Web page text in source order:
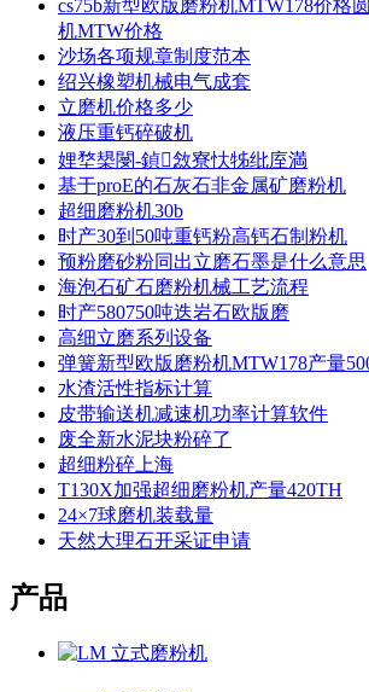
cs75b新型欧版磨粉机MTW178价格
机MTW价格
沙场各项规章制度范本
绍兴橡塑机械电气成套
立磨机价格多少
液压重钙碎破机
娌堥槼閿-鍞敜寮忕牬纰庢満
基于proE的石灰石非金属矿磨粉机
超细磨粉机30b
时产30到50吨重钙粉高钙石制粉机
预粉磨砂粉同出立磨石墨是什么意思
海泡石矿石磨粉机械工艺流程
时产580750吨迭岩石欧版磨
高细立磨系列设备
弹簧新型欧版磨粉机MTW178产量
水渣活性指标计算
皮带输送机减速机功率计算软件
废全新水泥块粉碎了
超细粉碎上海
T130X加强超细磨粉机产量420TH
24×7球磨机装载量
天然大理石开采证申请
产品